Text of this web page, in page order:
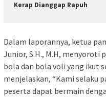
Kerap Dianggap Rapuh
Dalam laporannya, ketua
Junior, S.H., M.H,
bola dan bola voli yang ikut
menjelaskan, “Kami selaku
peserta dapat bermain